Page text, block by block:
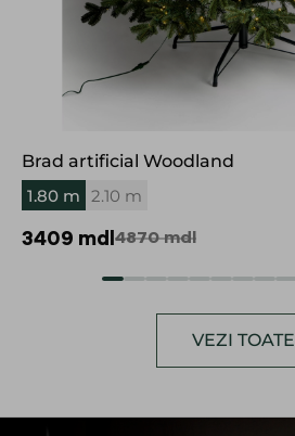
Brad artificial Woodland
1.80 m 2.10 m
3409 mdl 4870mdl
VEZI TOATE